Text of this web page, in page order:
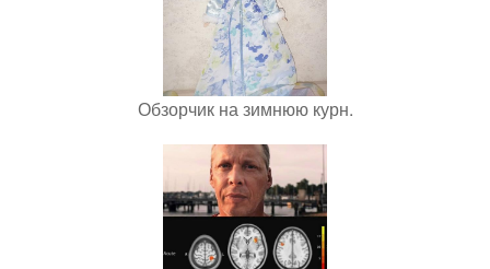
Обзорчик на зимнюю курн.